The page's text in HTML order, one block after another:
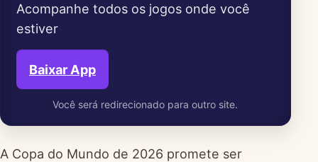
Acompanhe todos os jogos onde você
estiver
Baixar App
Você será redirecionado para outro site.
A Copa do Mundo de 2026 promete ser